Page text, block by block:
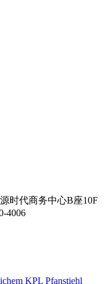
时代商务中心B座10F
4006
KPL Pfanstiehl